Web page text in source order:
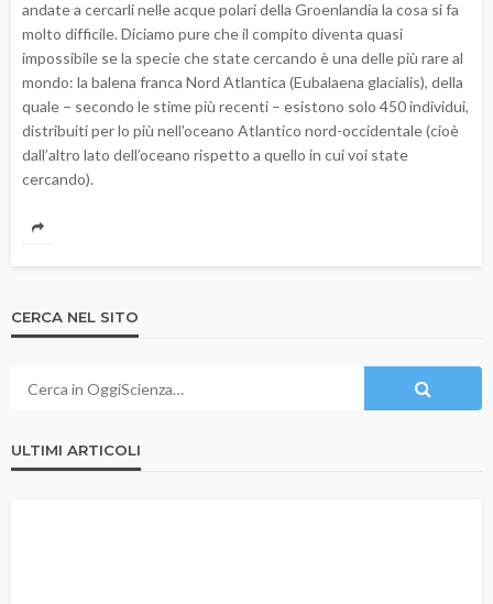
andate a cercarli nelle acque polari della Groenlandia la cosa si fa
molto difficile. Diciamo pure che il compito diventa quasi
impossibile se la specie che state cercando è una delle più rare al
mondo: la balena franca Nord Atlantica (Eubalaena glacialis), della
quale – secondo le stime più recenti – esistono solo 450 individui,
distribuiti per lo più nell'oceano Atlantico nord-occidentale (cioè
dall’altro lato dell’oceano rispetto a quello in cui voi state
cercando).
CERCA NEL SITO
ULTIMI ARTICOLI